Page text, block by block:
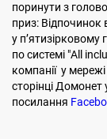
поринути з
приз: Відпочинок
у п’ятизірковому
по системі "All
компанії у
сторінці
посилання